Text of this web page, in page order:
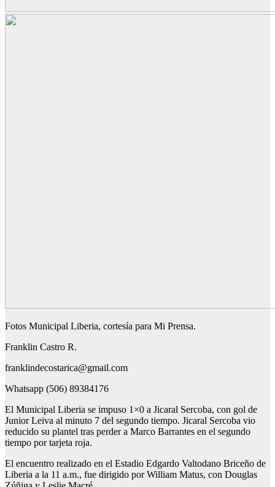
Fotos Municipal Liberia, cortesía para Mi Prensa.
Franklin Castro R.
franklindecostarica@gmail.com
Whatsapp (506) 89384176
El Municipal Liberia se impuso 1×0 a Jicaral Sercoba, con gol de
Junior Leiva al minuto 7 del segundo tiempo. Jicaral Sercoba vio
reducido su plantel tras perder a Marco Barrantes en el segundo
tiempo por tarjeta roja.
El encuentro realizado en el Estadio Edgardo Valtodano Briceño de
Liberia a la 11 a.m., fue dirigido por William Matus, con Douglas